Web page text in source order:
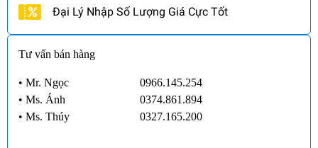
Đại Lý Nhập Số Lượng Giá Cực Tốt
Tư vấn bán hàng
• Mr. Ngọc
0966.145.254
• Ms. Ánh
0374.861.894
• Ms. Thúy 0327.165.200